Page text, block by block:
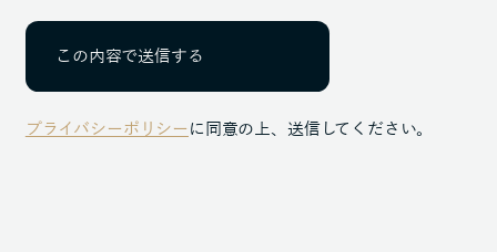
プライバシーポリシーに同意の上、送信してください。